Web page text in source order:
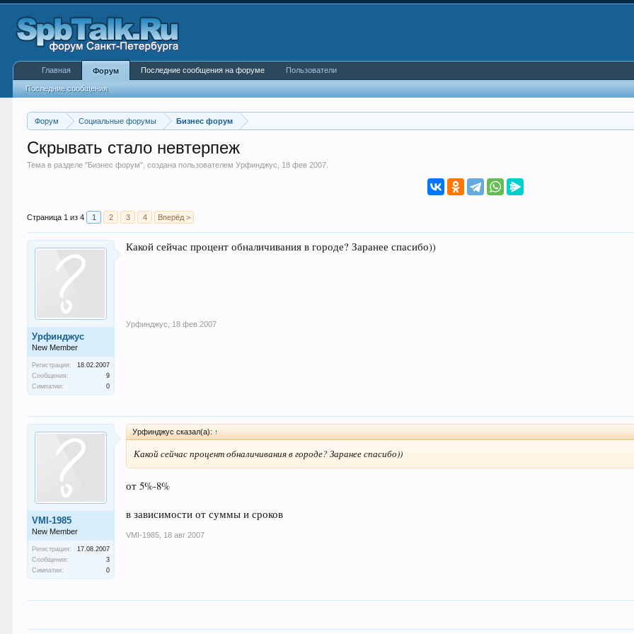
Форум Социальные форумы Бизнес форум
Скрывать стало невтерпеж
Тема в разделе "Бизнес форум", создана пользователемУрфинджус 18 фев 2007
Страница 1 из 4 1 2 3 4 Вперёд >
Урфинджус
New Member
Регистрация:
18.02.2007
Сообщения:
9
Симпатии:
0
Какой сейчас процент обналичивания в городе? Заранее спасибо))
Урфинджус 18 фев 2007
VMI-1985
New Member
Регистрация:
17.08.2007
Сообщения:
3
Симпатии:
0
Урфинджус сказал(а): ↑
Какой сейчас процент обналичивания в городе? Заранее спасибо))
от 5%-8%
в зависимости от суммы и сроков
VMI-1985 18 авг 2007
Главная Форум
Последние сообщения
Последние сообщения на форуме Пользователи